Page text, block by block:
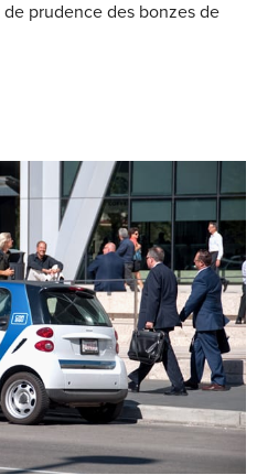
prudence des bonzes de